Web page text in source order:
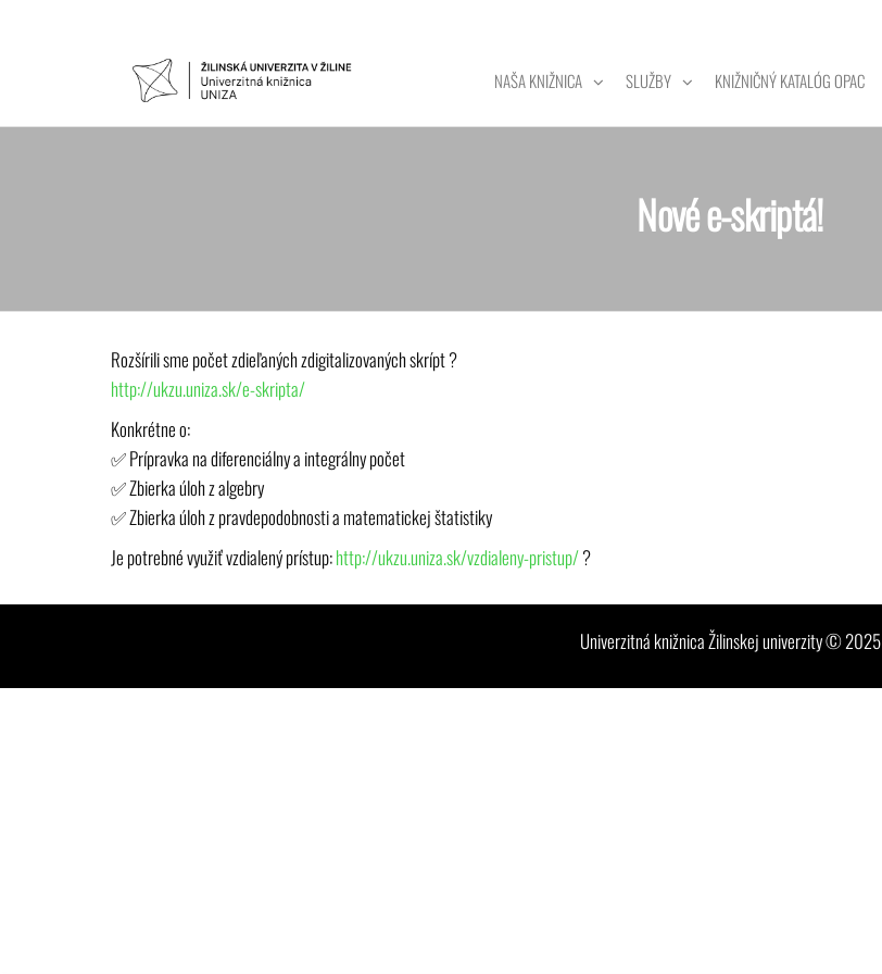
UNIVERZITNÁ
KNIŽNICA
NAŠA KNIŽNICA SLUŽBY KNIŽNIČNÝ KATALÓG OPAC
Nové e-skriptá!
Rozšírili sme počet zdieľaných zdigitalizovaných skrípt ?
http://ukzu.uniza.sk/e-skripta/
Konkrétne o:
✅ Prípravka na diferenciálny a integrálny počet
✅ Zbierka úloh z algebry
✅ Zbierka úloh z pravdepodobnosti a matematickej štatistiky
Je potrebné využiť vzdialený prístup:http://ukzu.uniza.sk/vzdialeny-pristup/?
Univerzitná knižnica Žilinskej univerzity © 2025